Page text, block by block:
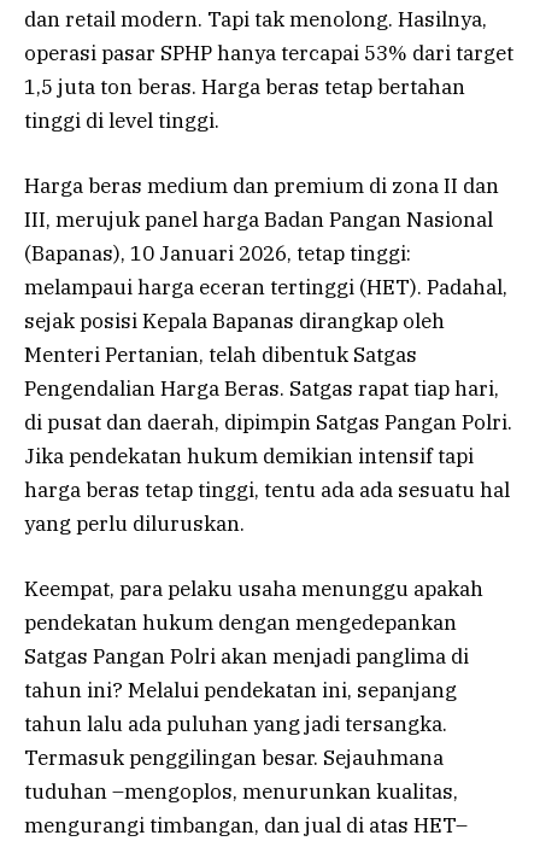
dan retail modern. Tapi tak menolong. Hasilnya,
operasi pasar SPHP hanya tercapai 53% dari target
1,5 juta ton beras. Harga beras tetap bertahan
tinggi di level tinggi.
Harga beras medium dan premium di zona II dan
III, merujuk panel harga Badan Pangan Nasional
(Bapanas), 10 Januari 2026, tetap tinggi:
melampaui harga eceran tertinggi (HET). Padahal,
sejak posisi Kepala Bapanas dirangkap oleh
Menteri Pertanian, telah dibentuk Satgas
Pengendalian Harga Beras. Satgas rapat tiap hari,
di pusat dan daerah, dipimpin Satgas Pangan Polri.
Jika pendekatan hukum demikian intensif tapi
harga beras tetap tinggi, tentu ada ada sesuatu hal
yang perlu diluruskan.
Keempat, para pelaku usaha menunggu apakah
pendekatan hukum dengan mengedepankan
Satgas Pangan Polri akan menjadi panglima di
tahun ini? Melalui pendekatan ini, sepanjang
tahun lalu ada puluhan yang jadi tersangka.
Termasuk penggilingan besar. Sejauhmana
tuduhan –mengoplos, menurunkan kualitas,
mengurangi timbangan, dan jual di atas HET–